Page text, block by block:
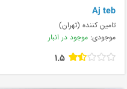
Aj teb
تامین کننده (تهران)
موجودی: موجود در انبار
1.5